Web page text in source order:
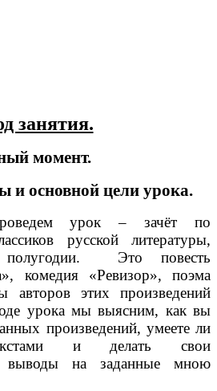
занятия.
момент.
и основной цели урока.
урок – зачёт по
русской литературы,
Это повесть
комедия «Ревизор», поэма
авторов этих произведений
урока мы выясним, как вы
произведений, умеете ли
и делать свои
выводы на заданные мною